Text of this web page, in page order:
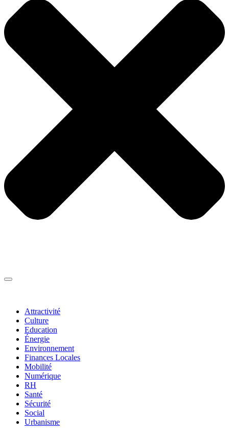
Attractivité
Culture
Education
Énergie
Environnement
Finances Locales
Mobilité
Numérique
RH
Santé
Sécurité
Social
Urbanisme